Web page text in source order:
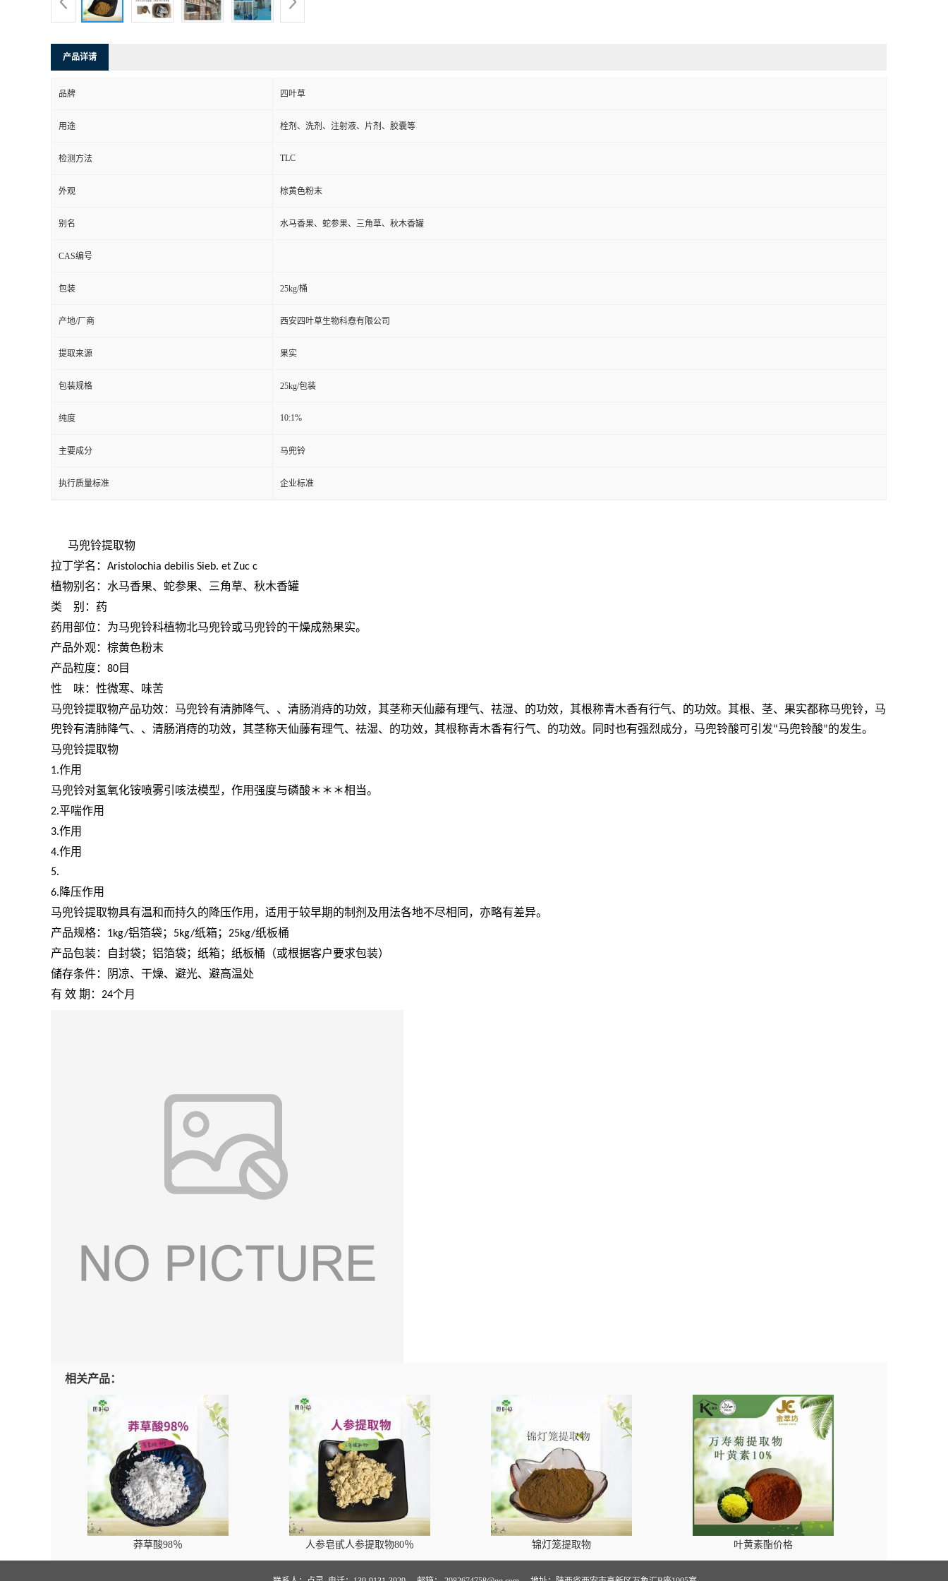
产品详请
品牌 四叶草
用途 栓剂、洗剂、注射液、片剂、胶囊等
检测方法 TLC
外观 棕黄色粉末
别名 水马香果、蛇参果、三角草、秋木香罐
CAS编号
包装 25kg/桶
产地/厂商 西安四叶草生物科憃有限公司
提取来源 果实
包装规格 25kg/包装
纯度 10:1%
主要成分 马兜铃
执行质量标准 企业标准
马兜铃提取物
拉丁学名： Aristolochia debilis Sieb. et Zuc c
植物别名：水马香果、蛇参果、三角草、秋木香罐
类
别：药
药用部位：为马兜铃科植物北马兜铃或马兜铃的干燥成熟果实。
产品外观：棕黄色粉末
产品粒度： 80目
性
味：性微寒、味苦
马兜铃提取物产品功效：马兜铃有清肺降气、、清肠消痔的功效，其茎称天仙藤有理气、祛湿、的功效，其根称青木香有行气、的功效。其根、茎、果实都称马兜铃，马
兜铃有清肺降气、、清肠消痔的功效，其茎称天仙藤有理气、祛湿、的功效，其根称青木香有行气、的功效。同时也有强烈成分，马兜铃酸可引发“马兜铃酸”的发生。
马兜铃提取物
1.作用
马兜铃对氢氧化铵喷雾引咳法模型，作用强度与磷酸＊＊＊相当。
2.平喘作用
3.作用
4.作用
5.
6. 降压作用
马兜铃提取物具有温和而持久的降压作用，适用于较早期的制剂及用法各地不尽相同，亦略有差异。
产品规格： 1kg/铝箔袋； 5kg/纸箱； 25kg/纸板桶
产品包装：自封袋；铝箔袋；纸箱；纸板桶（或根据客户要求包装）
储存条件：阴凉、干燥、避光、避高温处
有 效 期： 24个月
相关产品：
莽草酸98％ 人参皂甙人参提取物80％ 锦灯笼提取物 叶黄素酯价格